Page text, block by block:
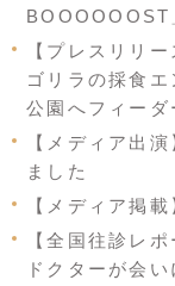
BOOOOOOST
【プレスリリ
ゴリラの採食
公園へフィーダ
【メディア出
ました
【メディア掲
【全国往診レ
ドクターが会